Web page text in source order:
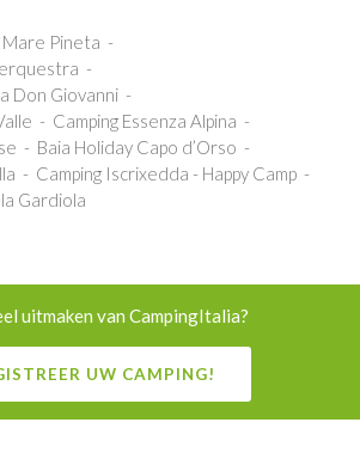
Mare Pineta
Don Giovanni
Camping Essenza Alpina
Baia Holiday Capo d’Orso
Camping Iscrixedda - Happy Camp
Gardiola
uitmaken van CampingItalia?
UW CAMPING!